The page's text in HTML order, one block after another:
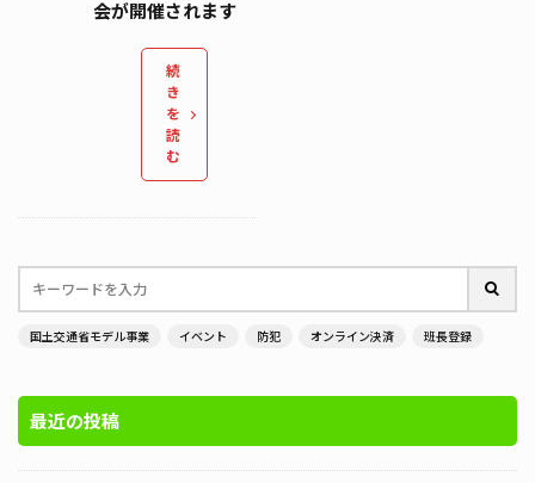
会が開催されます
続
き
を
読
む
国土交通省モデル事業 イベント 防犯 オンライン決済 班長登録
最近の投稿